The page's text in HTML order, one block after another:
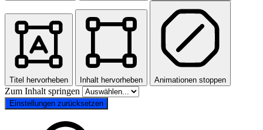
Titel hervorheben Inhalt hervorheben Animationen stoppen
Zum Inhalt springen
Einstellungen zurücksetzen